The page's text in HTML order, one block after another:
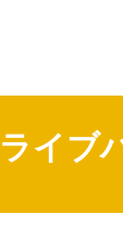
イブ